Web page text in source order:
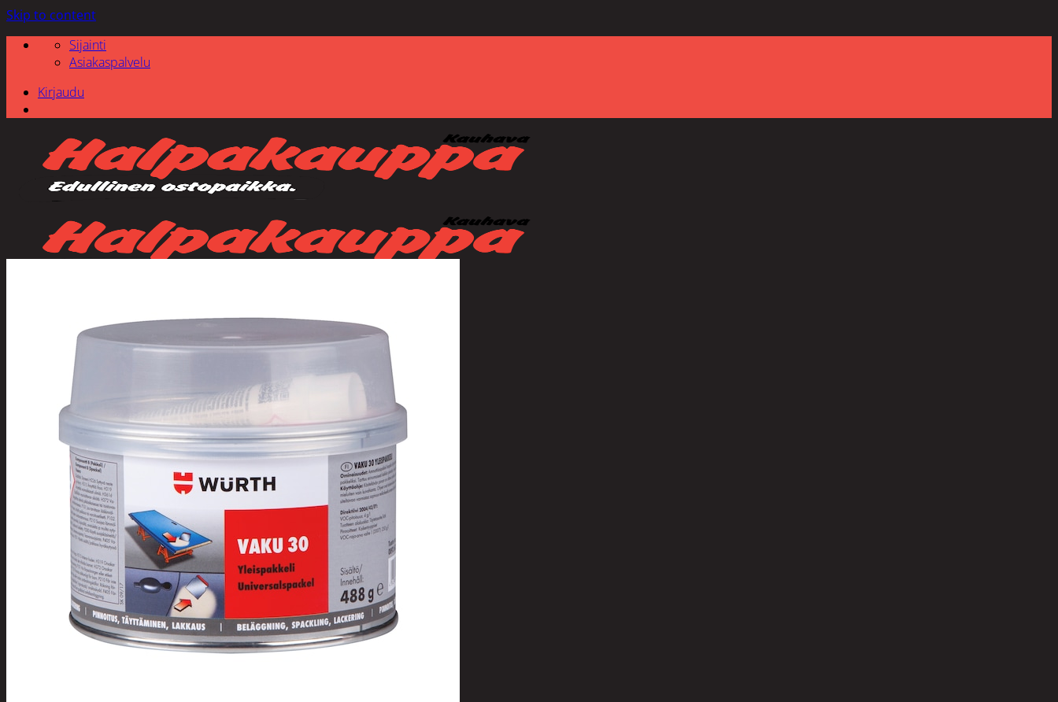
Skip to content
Sijainti
Asiakaspalvelu
Kirjaudu
Etsi:
Tuotevalikoima
Poistotuotteet
Kausituotteet
Joulu
Joulu- ja kausivalot
Eläimet ja tontut
Kyntteliköt
Valoketjut ja kuusenvalot
Joulukoristeet
Kranssit ja asetelmat
Tontut ja muut
Joulutekstiilit
Marjastus
Talvi
Päivittäistavarat